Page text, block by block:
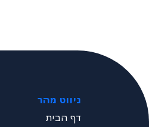
ניווט מהר
דף הבית